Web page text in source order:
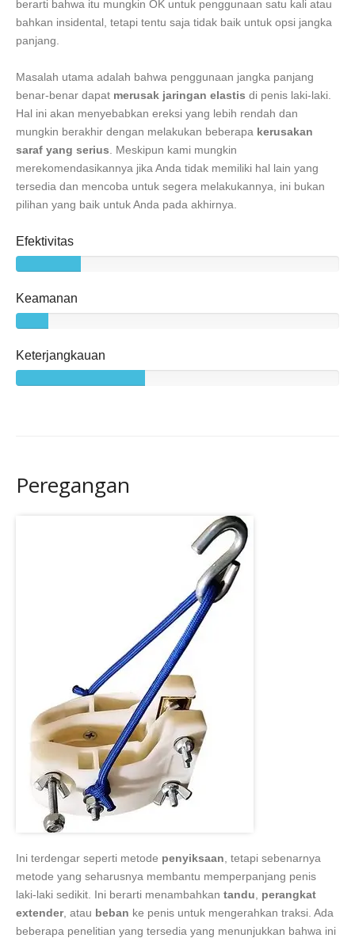
berarti bahwa itu mungkin OK untuk penggunaan satu kali atau
bahkan insidental, tetapi tentu saja tidak baik untuk opsi jangka
panjang.
Masalah utama adalah bahwa penggunaan jangka panjang
benar-benar dapat merusak jaringan elastis di penis laki-laki.
Hal ini akan menyebabkan ereksi yang lebih rendah dan
mungkin berakhir dengan melakukan beberapa kerusakan
saraf yang serius. Meskipun kami mungkin
merekomendasikannya jika Anda tidak memiliki hal lain yang
tersedia dan mencoba untuk segera melakukannya, ini bukan
pilihan yang baik untuk Anda pada akhirnya.
Efektivitas
Keamanan
Keterjangkauan
Peregangan
Ini terdengar seperti metode penyiksaan , tetapi sebenarnya
metode yang seharusnya membantu memperpanjang penis
laki-laki sedikit. Ini berarti menambahkan tandu
perangkat
extender, atau beban ke penis untuk mengerahkan traksi. Ada
beberapa penelitian yang tersedia yang menunjukkan bahwa ini